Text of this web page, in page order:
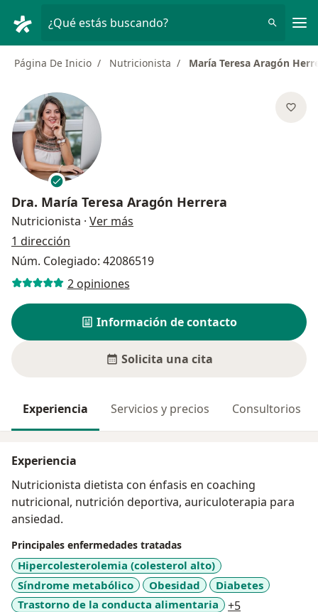
¿Qué estás buscando?
Página De Inicio Nutricionista María Teresa Aragón
Dra. María Teresa Aragón Herrera
Nutricionista · Ver más
1 dirección
Núm. Colegiado: 42086519
2 opiniones
Información de contacto
Solicita una cita
Experiencia Servicios y precios Consultorios
Experiencia
Nutricionista dietista con énfasis en coaching
nutricional, nutrición deportiva, auriculoterapia para
ansiedad.
Principales enfermedades tratadas
Hipercolesterolemia (colesterol alto)
Síndrome metabólico
Obesidad
Diabetes
Trastorno de la conducta alimentaria
+5